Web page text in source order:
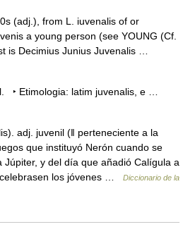
(adj.), from L. iuvenalis of or
a young person (see YOUNG (Cf.
is Decimius Junius Juvenalis …
‣ Etimologia: latim juvenalis, e …
adj. juvenil (ǁ perteneciente a la
que instituyó Nerón cuando se
Júpiter, y del día que añadió Calígula a
los jóvenes …
Diccionario de la